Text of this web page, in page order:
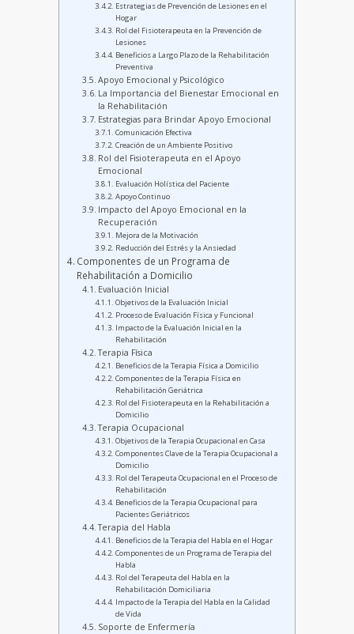
Estrategias de Prevención de Lesiones en el
Hogar
Rol del Fisioterapeuta en la Prevención de
Lesiones
Beneficios a Largo Plazo de la Rehabilitación
Preventiva
Apoyo Emocional y Psicológico
La Importancia del Bienestar Emocional en
la Rehabilitación
Estrategias para Brindar Apoyo Emocional
Comunicación Efectiva
Creación de un Ambiente Positivo
Rol del Fisioterapeuta en el Apoyo
Emocional
Evaluación Holística del Paciente
Apoyo Continuo
Impacto del Apoyo Emocional en la
Recuperación
Mejora de la Motivación
Reducción del Estrés y la Ansiedad
Componentes de un Programa de
Rehabilitación a Domicilio
Evaluación Inicial
Objetivos de la Evaluación Inicial
Proceso de Evaluación Física y Funcional
Impacto de la Evaluación Inicial en la
Rehabilitación
Terapia Física
Beneficios de la Terapia Física a Domicilio
Componentes de la Terapia Física en
Rehabilitación Geriátrica
Rol del Fisioterapeuta en la Rehabilitación a
Domicilio
Terapia Ocupacional
Objetivos de la Terapia Ocupacional en Casa
Componentes Clave de la Terapia Ocupacional a
Domicilio
Rol del Terapeuta Ocupacional en el Proceso de
Rehabilitación
Beneficios de la Terapia Ocupacional para
Pacientes Geriátricos
Terapia del Habla
Beneficios de la Terapia del Habla en el Hogar
Componentes de un Programa de Terapia del
Habla
Rol del Terapeuta del Habla en la
Rehabilitación Domiciliaria
Impacto de la Terapia del Habla en la Calidad
de Vida
Soporte de Enfermería